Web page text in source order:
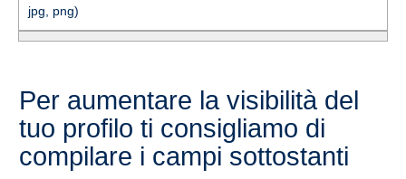
jpg, png)
Per aumentare la visibilità del
tuo profilo ti consigliamo di
compilare i campi sottostanti